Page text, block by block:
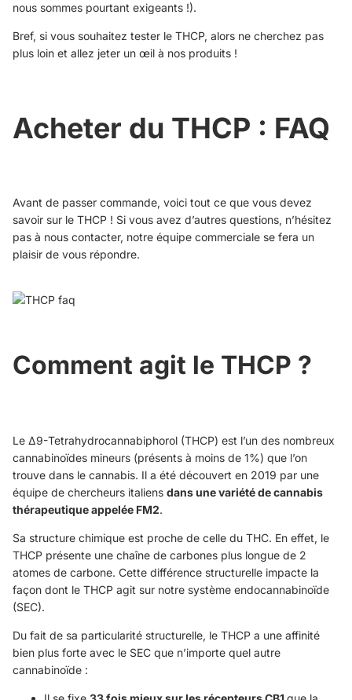
nous sommes pourtant exigeants !).
Bref, si vous souhaitez tester le THCP, alors ne cherchez pas
plus loin et allez jeter un œil à nos produits !
Acheter du THCP : FAQ
Avant de passer commande, voici tout ce que vous devez
savoir sur le THCP ! Si vous avez d’autres questions, n’hésitez
pas à nous contacter, notre équipe commerciale se fera un
plaisir de vous répondre.
Comment agit le THCP ?
Le Δ9-Tetrahydrocannabiphorol (THCP) est l’un des nombreux
cannabinoïdes mineurs (présents à moins de 1%) que l’on
trouve dans le cannabis. Il a été découvert en 2019 par une
équipe de chercheurs italiens dans une variété de cannabis
thérapeutique appelée FM2.
Sa structure chimique est proche de celle du THC. En effet, le
THCP présente une chaîne de carbones plus longue de 2
atomes de carbone. Cette différence structurelle impacte la
façon dont le THCP agit sur notre système endocannabinoïde
(SEC).
Du fait de sa particularité structurelle, le THCP a une affinité
bien plus forte avec le SEC que n’importe quel autre
cannabinoïde :